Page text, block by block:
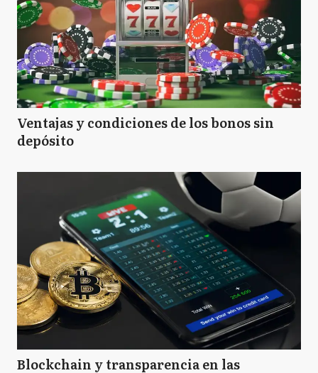
Ventajas y condiciones de los bonos sin
depósito
Blockchain y transparencia en las